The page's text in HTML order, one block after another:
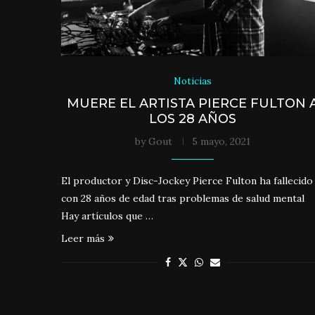
Noticias
MUERE EL ARTISTA PIERCE FULTON
LOS 28 AÑOS
by Gout 5 mayo, 2021
El productor y Disc-Jockey Pierce Fulton ha fallecido
con 28 años de edad tras problemas de salud mental
Hay artículos que …
Leer más